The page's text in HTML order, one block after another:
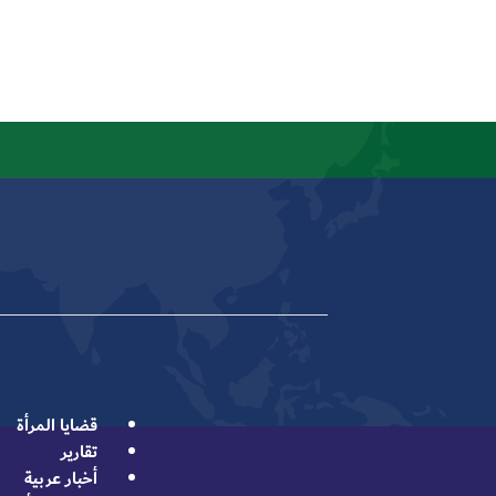
قضايا المرأة
تقارير
أخبار عربية